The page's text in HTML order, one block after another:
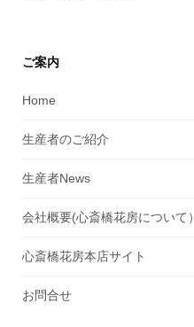
ご案内
Home
生産者のご紹介
生産者News
会社概要(心斎橋花房について）
心斎橋花房本店サイト
お問合せ